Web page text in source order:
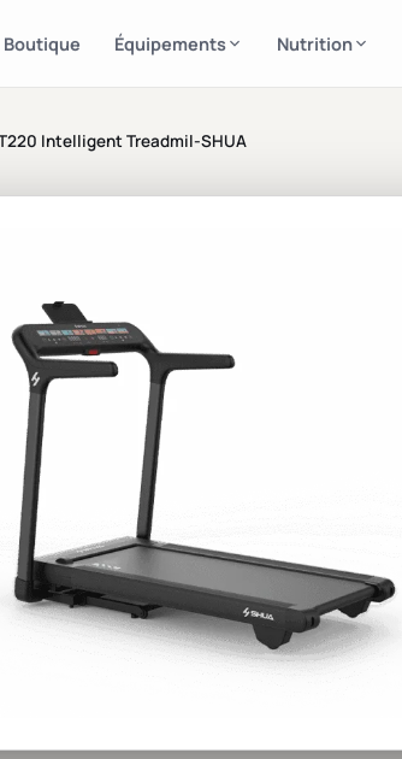
Boutique Équipements Nutrition
Intelligent Treadmil-SHUA